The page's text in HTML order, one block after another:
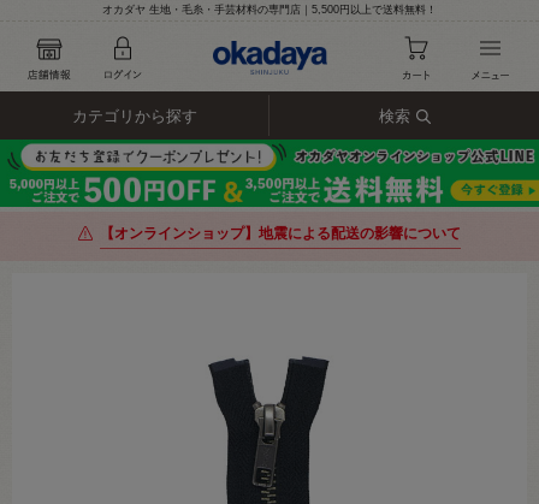
オカダヤ 生地・毛糸・手芸材料の専門店｜5,500円以上で送料無料！
カテゴリから探す 検索
【オンラインショップ】地震による配送の影響について